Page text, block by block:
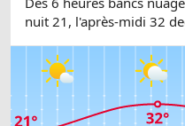
nuit 21, l'après-midi 32